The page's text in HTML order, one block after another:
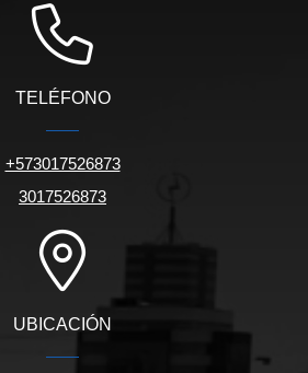
TELÉFONO
+573017526873
3017526873
UBICACIÓN